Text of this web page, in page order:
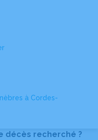
à Cordes-
décès recherché ?